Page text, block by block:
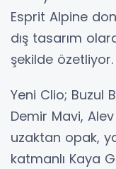
Esprit Alpine
dış tasarım
şekilde özetliyor.
Yeni Clio; Buzul
Demir Mavi, Alev
uzaktan opak,
katmanlı Kaya